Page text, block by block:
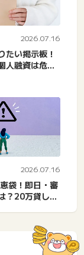
2026.07.16
たい掲示板！
人融資は危
2026.07.16
袋！即日・審
？20万貸しま